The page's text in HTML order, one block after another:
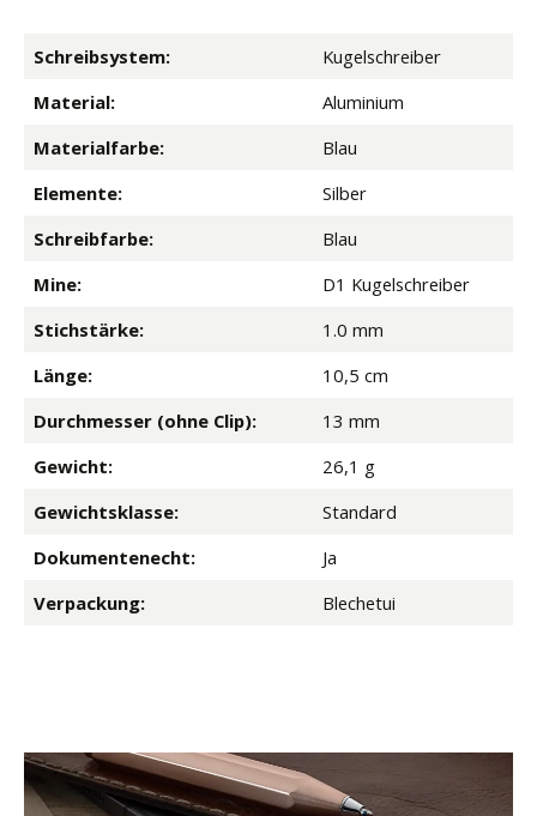
Schreibsystem:
Kugelschreiber
Material:
Aluminium
Materialfarbe:
Blau
Elemente:
Silber
Schreibfarbe:
Blau
Mine:
D1 Kugelschreiber
Stichstärke:
1.0 mm
Länge:
10,5 cm
Durchmesser (ohne Clip):
13 mm
Gewicht:
26,1 g
Gewichtsklasse:
Standard
Dokumentenecht:
Ja
Verpackung:
Blechetui